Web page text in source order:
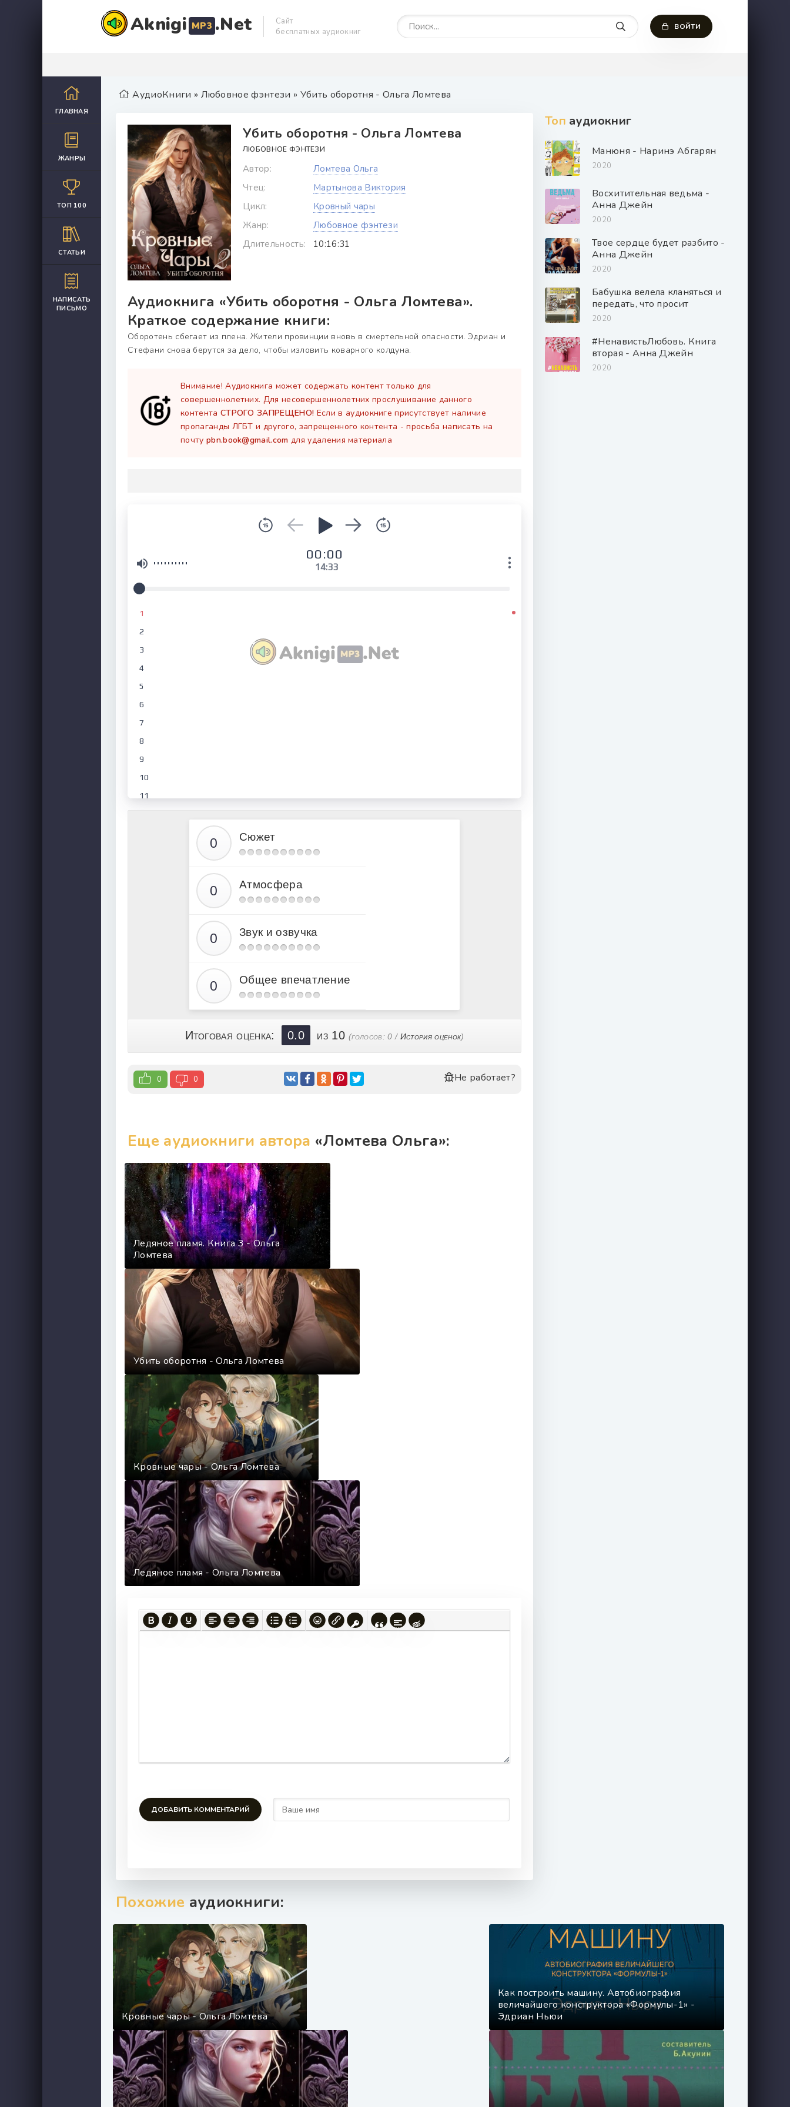
Aknigi MP3 .Net
Сайт
бесплатных аудиокниг
ВОЙТИ
ГЛАВНАЯ
ЖАНРЫ
ТОП 100
СТАТЬИ
НАПИСАТЬ
ПИСЬМО
АудиоКниги » Любовное фэнтези » Убить оборотня - Ольга Ломтева
Убить оборотня - Ольга Ломтева
ЛЮБОВНОЕ ФЭНТЕЗИ
Автор:
Ломтева Ольга
Чтец:
Мартынова Виктория
Цикл:
Кровный чары
Жанр:
Любовное фэнтези
Длительность:
10:16:31
Аудиокнига «Убить оборотня - Ольга Ломтева».
Краткое содержание книги:
Оборотень сбегает из плена. Жители провинции вновь в смертельной опасности. Эдриан и
Стефани снова берутся за дело, чтобы изловить коварного колдуна.
Внимание! Аудиокнига может содержать контент только для
совершеннолетних. Для несовершеннолетних прослушивание данного
контента СТРОГО ЗАПРЕЩЕНО! Если в аудиокниге присутствует наличие
пропаганды ЛГБТ и другого, запрещенного контента - просьба написать на
почту pbn.book@gmail.com для удаления материала
00:00
14:33
1
2
3
4
5
6
7
8
9
10
11
26
27
30
Сюжет
Атмосфера
Звук и озвучка
Общее впечатление
Итоговая оценка: 0.0 из 10(голосов:0 / История оценок)
0 0 Не работает?
Еще аудиокниги автора «Ломтева Ольга»:
Ледяное пламя. Книга 3 - Ольга
Ломтева
Убить оборотня - Ольга Ломтева
Кровные чары - Ольга Ломтева
Ледяное пламя - Ольга Ломтева
ДОБАВИТЬ КОММЕНТАРИЙ
Топ аудиокниг
Манюня - Наринэ Абгарян
2020
Восхитительная ведьма -
Анна Джейн
2020
Твое сердце будет разбито -
Анна Джейн
2020
Бабушка велела кланяться и
передать, что просит
прощения - Фредерик
2020
#НенавистьЛюбовь. Книга
вторая - Анна Джейн
2020
Похожие аудиокниги:
Кровные чары - Ольга Ломтева
Как построить машину. Автобиография
величайшего конструктора «Формулы-1» -
Эдриан Ньюи